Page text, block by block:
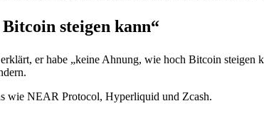
steigen kann“
er habe „keine Ahnung, wie hoch Bitcoin
wie NEAR Protocol, Hyperliquid und Zcash.